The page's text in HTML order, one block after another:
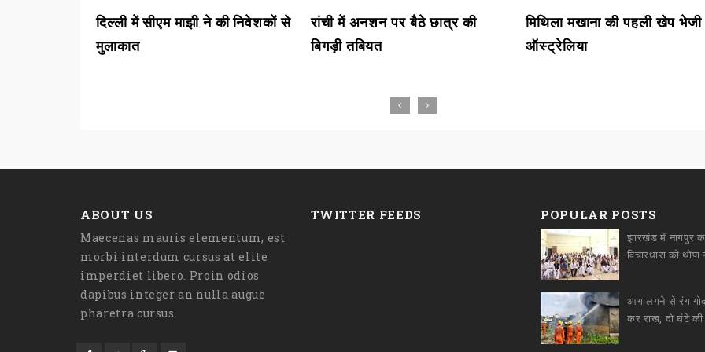
दिल्ली में सीएम माझी ने की निवेशकों से
मुलाकात
रांची में अनशन पर बैठे छात्र की
बिगड़ी तबियत
मिथिला मखाना की पहली खेप
ऑस्ट्रेलिया
ABOUT US
Maecenas mauris elementum, est
morbi interdum cursus at elite
imperdiet libero. Proin odios
dapibus integer an nulla augue
pharetra cursus.
TWITTER FEEDS POPULAR POSTS
झारखंड में नागपुर
आग लगने से रंग